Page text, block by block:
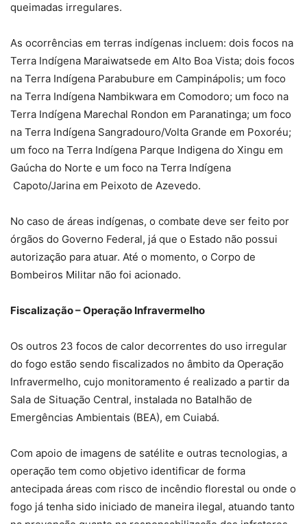
queimadas irregulares.
As ocorrências em terras indígenas incluem: dois focos na
Terra Indígena Maraiwatsede em Alto Boa Vista; dois focos
na Terra Indígena Parabubure em Campinápolis; um foco
na Terra Indígena Nambikwara em Comodoro; um foco na
Terra Indígena Marechal Rondon em Paranatinga; um foco
na Terra Indígena Sangradouro/Volta Grande em Poxoréu;
um foco na Terra Indígena Parque Indigena do Xingu em
Gaúcha do Norte e um foco na Terra Indígena
Capoto/Jarina em Peixoto de Azevedo.
No caso de áreas indígenas, o combate deve ser feito por
órgãos do Governo Federal, já que o Estado não possui
autorização para atuar. Até o momento, o Corpo de
Bombeiros Militar não foi acionado.
Fiscalização – Operação Infravermelho
Os outros 23 focos de calor decorrentes do uso irregular
do fogo estão sendo fiscalizados no âmbito da Operação
Infravermelho, cujo monitoramento é realizado a partir da
Sala de Situação Central, instalada no Batalhão de
Emergências Ambientais (BEA), em Cuiabá.
Com apoio de imagens de satélite e outras tecnologias, a
operação tem como objetivo identificar de forma
antecipada áreas com risco de incêndio florestal ou onde o
fogo já tenha sido iniciado de maneira ilegal, atuando tanto